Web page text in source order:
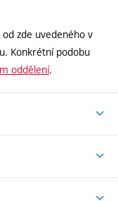
zde uvedeného v
Konkrétní podobu
oddělení.